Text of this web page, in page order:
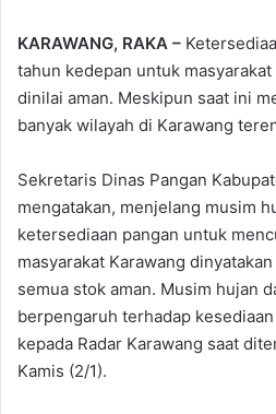
KARAWANG, RAKA –
tahun kedepan untuk
dinilai aman. Meskipun saat ini
banyak wilayah di Karawang
Sekretaris Dinas Pangan
mengatakan, menjelang musim
ketersediaan pangan untuk
masyarakat Karawang
semua stok aman. Musim hujan
berpengaruh terhadap kesediaan
kepada Radar Karawang saat
Kamis (2/1).